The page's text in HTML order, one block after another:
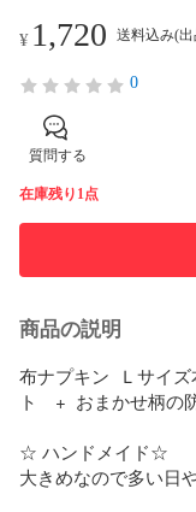
¥ 1,720 送料込み(
0
質問する
在庫残り1点
商品の説明
布ナプキン  Ｌサイ
ト　+  おまかせ柄の
☆ ハンドメイド☆
大きめなので多い日